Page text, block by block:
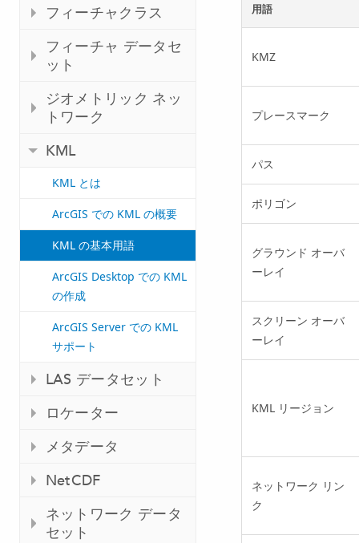
フィーチャクラス
フィーチャ データセ
ット
ジオメトリック ネッ
トワーク
KML
KML とは
ArcGIS での KML の概要
KML の基本用語
ArcGIS Desktop での KML
の作成
ArcGIS Server での KML
サポート
LAS データセット
ロケーター
メタデータ
NetCDF
ネットワーク データ
セット
用語
KMZ
プレースマーク
パス
ポリゴン
グラウンド オーバ
ーレイ
スクリーン オーバ
ーレイ
KML リージョン
ネットワーク リン
ク